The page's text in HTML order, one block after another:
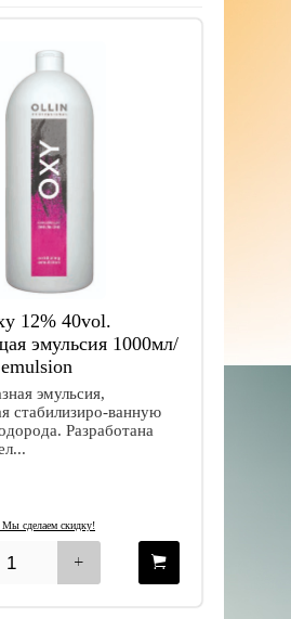
12% 40vol.
эмульсия 1000мл/
эмульсия,
стабилизиро-ванную
Разработана
сделаем скидку!